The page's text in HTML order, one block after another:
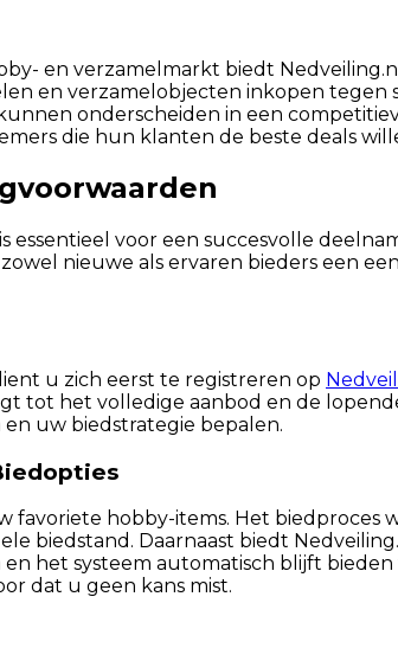
en verzamelmarkt biedt
en verzamelobjecten inkopen tegen
onderscheiden in een
die hun klanten de beste deals
voor een succesvolle
nieuwe als ervaren bieders een
u zich eerst te registreren op
tot het volledige aanbod en de
uw biedstrategie bepalen.
favoriete hobby-items. Het
biedstand. Daarnaast biedt
het systeem automatisch blijft
dat u geen kans mist.